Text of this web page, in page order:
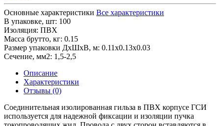
Основные характеристики Все характеристики
В упаковке, шт: 100
Изоляция: ПВХ
Масса брутто, кг: 0.15
Размер упаковки ДхШхВ, м: 0.11x0.13x0.03
Сечение, мм2: 1,5-2,5
Описание
Характеристики
Отзывы (0)
Соединительная изолированная гильза в ПВХ корпусе ГСИ
используется для надежной фиксации и изоляции пучка